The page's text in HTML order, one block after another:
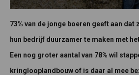
73% van de jonge boeren geeft aan dat
hun bedrijf duurzamer te maken met
Een nog groter aantal van 78% wil
kringlooplandbouw of is daar al mee